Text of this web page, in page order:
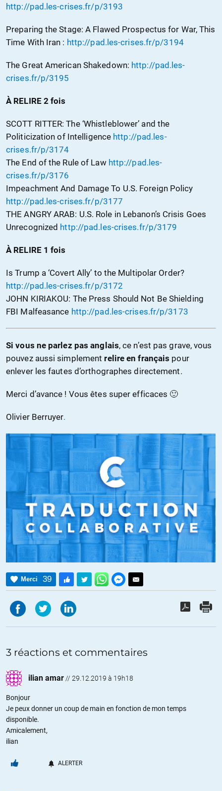
http://pad.les-crises.fr/p/3193
Preparing the Stage: A Flawed Prospectus for War, This
Time With Iran : http://pad.les-crises.fr/p/3194
The Great American Shakedown: http://pad.les-
crises.fr/p/3195
ÀRELIRE 2 fois
SCOTT RITTER: The ‘Whistleblower’ and the
Politicization of Intelligence http://pad.les-
crises.fr/p/3174
The End of the Rule of Law http://pad.les-
crises.fr/p/3176
Impeachment And Damage To U.S. Foreign Policy
http://pad.les-crises.fr/p/3177
THE ANGRY ARAB: U.S. Role in Lebanon’s Crisis Goes
Unrecognized http://pad.les-crises.fr/p/3179
ÀRELIRE 1 fois
Is Trump a ‘Covert Ally’ to the Multipolar Order?
http://pad.les-crises.fr/p/3172
JOHN KIRIAKOU: The Press Should Not Be Shielding
FBI Malfeasance http://pad.les-crises.fr/p/3173
Si vous ne parlez pas anglais, ce n’est pas grave, vous
pouvez aussi simplement relire en français pour
enlever les fautes d’orthographes directement.
Merci d’avance ! Vous êtes super efficaces 🙂
Olivier Berruyer.
Merci 39
3 réactions et commentaires
ilian amar // 29.12.2019 à 19h18
Bonjour
Je peux donner un coup de main en fonction de mon temps
disponible.
Amicalement,
ilian
ALERTER